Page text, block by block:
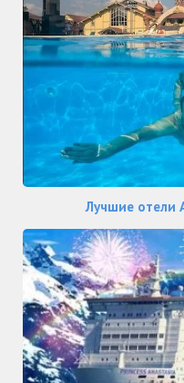
Лучшие отели